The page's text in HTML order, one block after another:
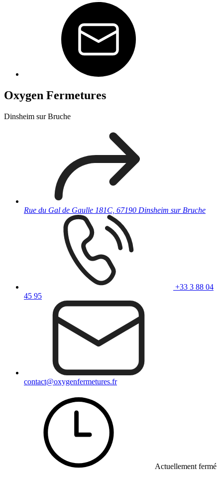
Oxygen Fermetures
Dinsheim sur Bruche
Rue du Gal de Gaulle 181C, 67190 Dinsheim sur Bruche
+33 3 88 04
45 95
contact@oxygenfermetures.fr
Actuellement fermé